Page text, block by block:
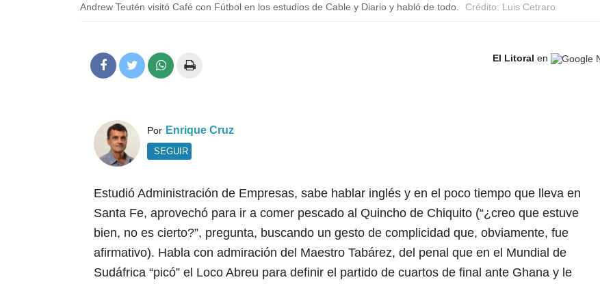
Andrew Teutén visitó Café con Fútbol en los estudios de Cable y Diario y habló de todo. Crédito: Luis Cetraro
El Litoral en
Por Enrique Cruz
SEGUIR
Estudió Administración de Empresas, sabe hablar inglés y en el poco tiempo que lleva en
Santa Fe, aprovechó para ir a comer pescado al Quincho de Chiquito (“¿creo que estuve
bien, no es cierto?”, pregunta, buscando un gesto de complicidad que, obviamente, fue
afirmativo). Habla con admiración del Maestro Tabárez, del penal que en el Mundial de
Sudáfrica “picó” el Loco Abreu para definir el partido de cuartos de final ante Ghana y le